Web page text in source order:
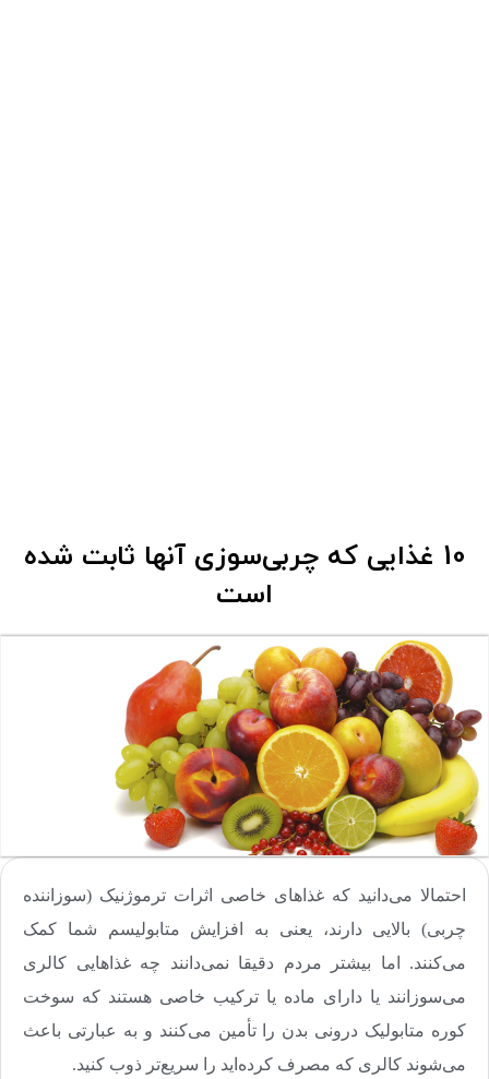
10 غذایی که چربی‌سوزی آنها ثابت شده
است
احتمالا می‌دانید که غذاهای خاصی اثرات ترموژنیک (سوزاننده
چربی) بالایی دارند،‌ یعنی به افزایش متابولیسم شما کمک
می‌کنند. اما بیشتر مردم دقیقا نمی‌دانند چه غذاهایی کالری
می‌سوزانند یا دارای ماده یا ترکیب خاصی هستند که سوخت
کوره متابولیک درونی بدن را تأمین می‌کنند و به عبارتی باعث
می‌شوند کالری که مصرف کرده‌اید را سریع‌تر ذوب کنید.